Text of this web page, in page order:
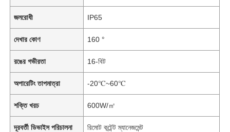
জলরোধী IP65
দেখার কোণ 160 °
রঙের গভীরতা 16-বিট
অপারেটিং তাপমাত্রা -20℃~60℃
শক্তি খরচ 600W/㎡
দূরবর্তী ডিভাইস পরিচালনা রিমোট কন্টেন্ট ম্যানেজমেন্ট